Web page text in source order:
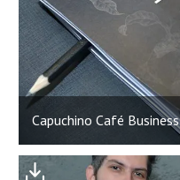
;
Capuchino Café Business